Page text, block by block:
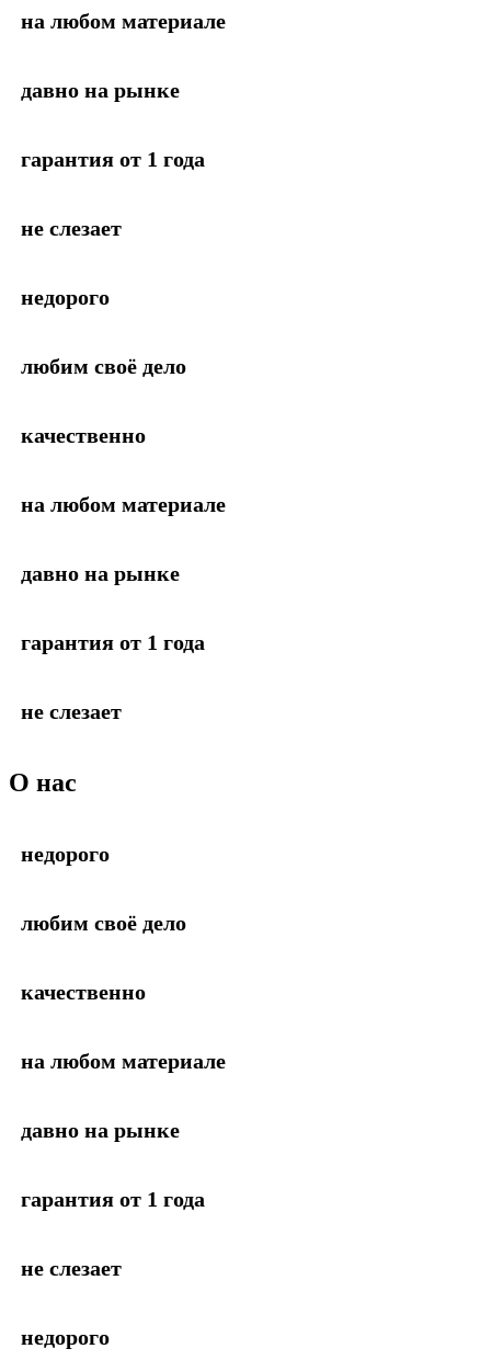
на любом материале
давно на рынке
гарантия от 1 года
не слезает
недорого
любим своё дело
качественно
на любом материале
давно на рынке
гарантия от 1 года
не слезает
О нас
недорого
любим своё дело
качественно
на любом материале
давно на рынке
гарантия от 1 года
не слезает
недорого